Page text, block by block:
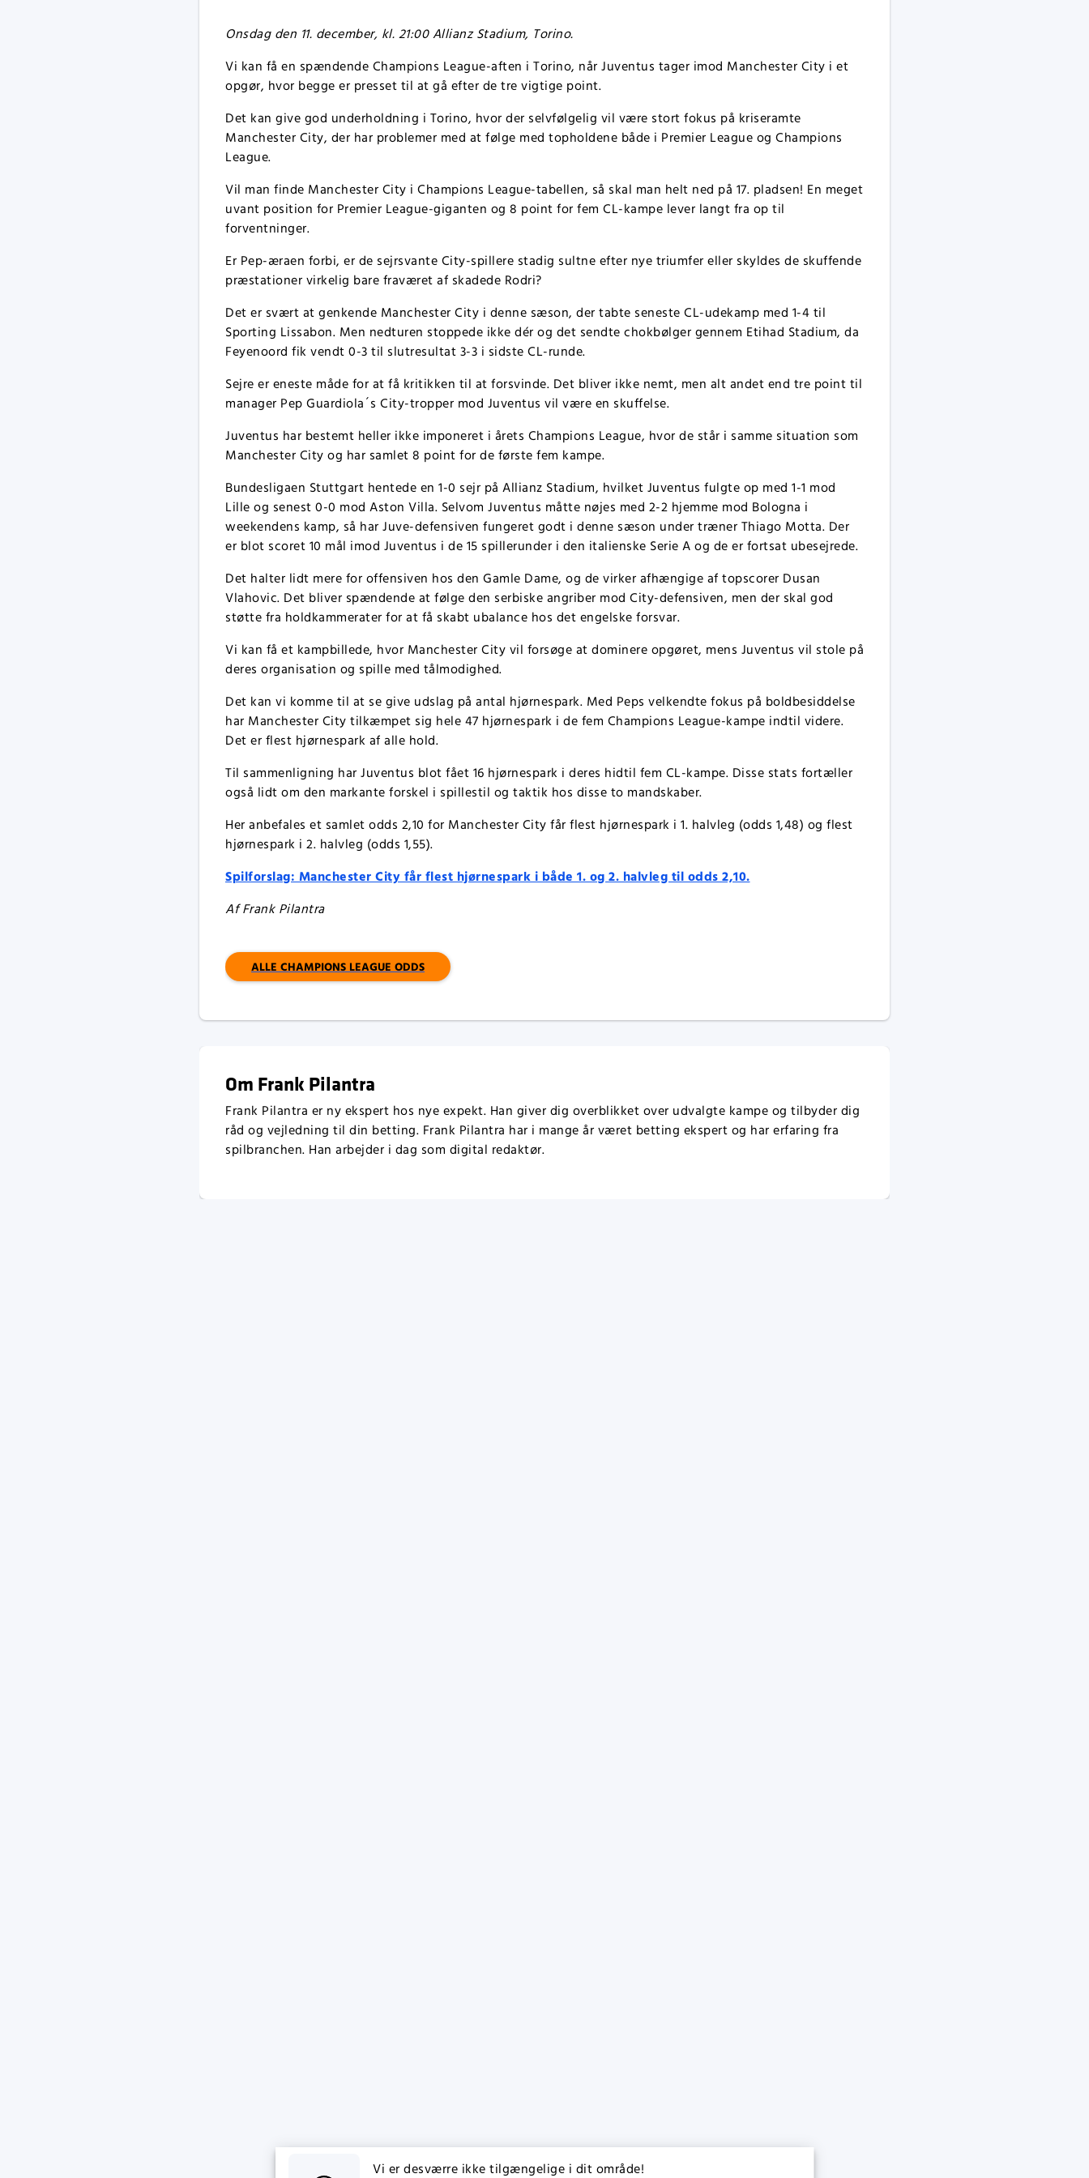
Onsdag den 11. december, kl. 21:00 Allianz Stadium, Torino.
Vi kan få en spændende Champions League-aften i Torino, når Juventus tager imod Manchester City i et
opgør, hvor begge er presset til at gå efter de tre vigtige point.
Det kan give god underholdning i Torino, hvor der selvfølgelig vil være stort fokus på kriseramte
Manchester City, der har problemer med at følge med topholdene både i Premier League og Champions
League.
Vil man finde Manchester City i Champions League-tabellen, så skal man helt ned på 17. pladsen! En meget
uvant position for Premier League-giganten og 8 point for fem CL-kampe lever langt fra op til
forventninger.
Er Pep-æraen forbi, er de sejrsvante City-spillere stadig sultne efter nye triumfer eller skyldes de skuffende
præstationer virkelig bare fraværet af skadede Rodri?
Det er svært at genkende Manchester City i denne sæson, der tabte seneste CL-udekamp med 1-4 til
Sporting Lissabon. Men nedturen stoppede ikke dér og det sendte chokbølger gennem Etihad Stadium, da
Feyenoord fik vendt 0-3 til slutresultat 3-3 i sidste CL-runde.
Sejre er eneste måde for at få kritikken til at forsvinde. Det bliver ikke nemt, men alt andet end tre point til
manager Pep Guardiola´s City-tropper mod Juventus vil være en skuffelse.
Juventus har bestemt heller ikke imponeret i årets Champions League, hvor de står i samme situation som
Manchester City og har samlet 8 point for de første fem kampe.
Bundesligaen Stuttgart hentede en 1-0 sejr på Allianz Stadium, hvilket Juventus fulgte op med 1-1 mod
Lille og senest 0-0 mod Aston Villa. Selvom Juventus måtte nøjes med 2-2 hjemme mod Bologna i
weekendens kamp, så har Juve-defensiven fungeret godt i denne sæson under træner Thiago Motta. Der
er blot scoret 10 mål imod Juventus i de 15 spillerunder i den italienske Serie A og de er fortsat ubesejrede.
Det halter lidt mere for offensiven hos den Gamle Dame, og de virker afhængige af topscorer Dusan
Vlahovic. Det bliver spændende at følge den serbiske angriber mod City-defensiven, men der skal god
støtte fra holdkammerater for at få skabt ubalance hos det engelske forsvar.
Vi kan få et kampbillede, hvor Manchester City vil forsøge at dominere opgøret, mens Juventus vil stole på
deres organisation og spille med tålmodighed.
Det kan vi komme til at se give udslag på antal hjørnespark. Med Peps velkendte fokus på boldbesiddelse
har Manchester City tilkæmpet sig hele 47 hjørnespark i de fem Champions League-kampe indtil videre.
Det er flest hjørnespark af alle hold.
Til sammenligning har Juventus blot fået 16 hjørnespark i deres hidtil fem CL-kampe. Disse stats fortæller
også lidt om den markante forskel i spillestil og taktik hos disse to mandskaber.
Her anbefales et samlet odds 2,10 for Manchester City får flest hjørnespark i 1. halvleg (odds 1,48) og flest
hjørnespark i 2. halvleg (odds 1,55).
Spilforslag: Manchester City får flest hjørnespark i både 1. og 2. halvleg til odds 2,10.
Af Frank Pilantra
ALLE CHAMPIONS LEAGUE ODDS
Om Frank Pilantra
Frank Pilantra er ny ekspert hos nye expekt. Han giver dig overblikket over udvalgte kampe og tilbyder dig
råd og vejledning til din betting. Frank Pilantra har i mange år været betting ekspert og har erfaring fra
spilbranchen. Han arbejder i dag som digital redaktør.
Vi er desværre ikke tilgængelige i dit område!